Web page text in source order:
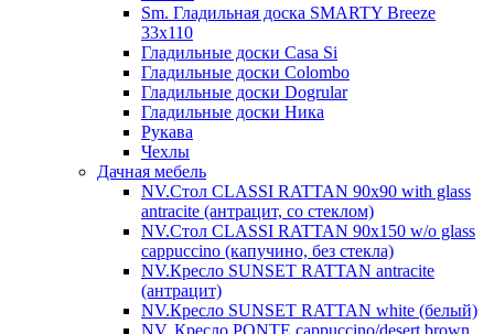
Sm. Гладильная доска SMARTY Breeze
33х110
Гладильные доски Casa Si
Гладильные доски Colombo
Гладильные доски Dogrular
Гладильные доски Ника
Рукава
Чехлы
Дачная мебель
NV.Стол CLASSI RATTAN 90х90 with glass
antracite (антрацит, со стеклом)
NV.Стол CLASSI RATTAN 90х150 w/o glass
cappuccino (капучино, без стекла)
NV.Кресло SUNSET RATTAN antracite
(антрацит)
NV.Кресло SUNSET RATTAN white (белый)
NV. Кресло PONTE cappuccino/desert brown